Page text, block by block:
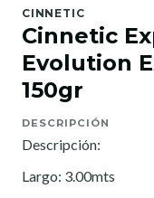
CINNETIC
Cinnetic
Evolution
150gr
DESCRIPCIÓN
Descripción:
Largo: 3.00mts